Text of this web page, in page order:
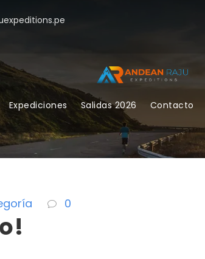
Expediciones Salidas 2026 Contacto
0